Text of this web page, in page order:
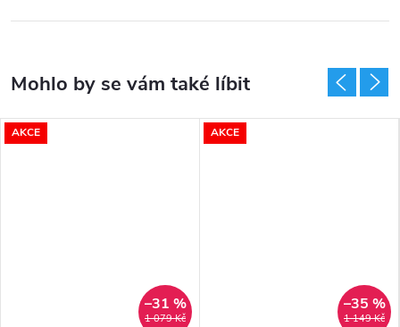
AKCE
1 079 Kč
–31 %
AKCE
1 149 Kč
–35 %